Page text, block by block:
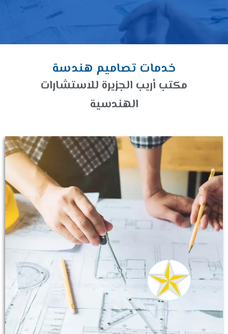
خدمات تصاميم هندسة
مكتب أريب الجزيرة للاستشارات
الهندسية​